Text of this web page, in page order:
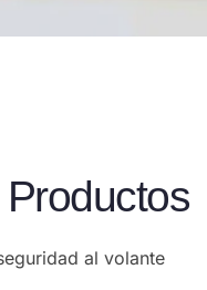
Productos
al volante